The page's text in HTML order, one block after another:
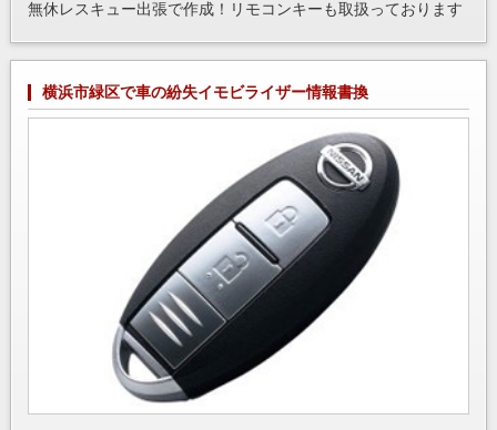
無休レスキュー出張で作成！リモコンキーも取扱っております
横浜市緑区で車の紛失イモビライザー情報書換